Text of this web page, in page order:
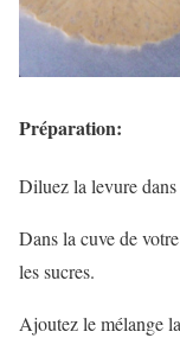
Préparation:
Diluez la levure
Dans la cuve de
les sucres.
Ajoutez le mélange